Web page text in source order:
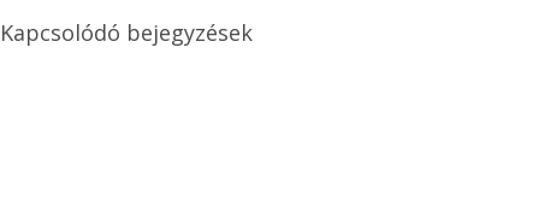
Kapcsolódó bejegyzések